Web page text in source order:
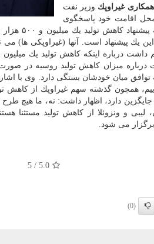
غیراوپك وزیر نفت
محل اقامت خود پاسخگوی
پیشنهاد است. آنها (غیراوپكی ها) می
داشت درباره اینكه كاهش تولید یك
درباره میزان كاهش تولید روسیه در
ای تولید به توافق میان خودشان بستگی
همچون گذشته سهم غیراوپك از
جایگزین دارد، اظهار داشت: نه، ما هیچ
لیبی و ونزوئلا از كاهش تولید
5.0
/
5
(0)